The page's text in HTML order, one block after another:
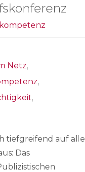
Netz,
,
,
tiefgreifend auf alle
Das